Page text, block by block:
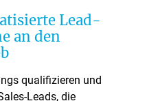
Lead-
an den
qualifizieren und
Leads, die